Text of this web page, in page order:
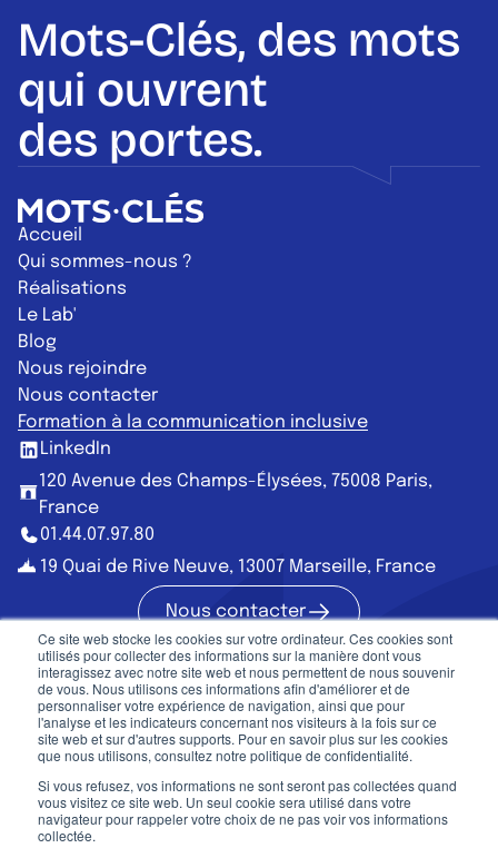
Ce site web stocke les cookies sur votre ordinateur. Ces cookies sont
utilisés pour collecter des informations sur la manière dont vous
interagissez avec notre site web et nous permettent de nous souvenir
de vous. Nous utilisons ces informations afin d'améliorer et de
personnaliser votre expérience de navigation, ainsi que pour
l'analyse et les indicateurs concernant nos visiteurs à la fois sur ce
site web et sur d'autres supports. Pour en savoir plus sur les cookies
que nous utilisons, consultez notre politique de confidentialité.
Si vous refusez, vos informations ne sont seront pas collectées quand
vous visitez ce site web. Un seul cookie sera utilisé dans votre
navigateur pour rappeler votre choix de ne pas voir vos informations
collectée.
Mots-Clés, des mots
qui ouvrent
des portes.
Retour à l'accueil
Accueil
Qui sommes-nous ?
Réalisations
Le Lab'
Blog
Nous rejoindre
Nous contacter
Formation à la communication inclusive
LinkedIn
120 Avenue des Champs-Élysées, 75008 Paris,
France
01.44.07.97.80
19 Quai de Rive Neuve, 13007 Marseille, France
Nous contacter
Communication publique
©2026, Mots-Clés. Tous droits réservés
Designéet développéen France